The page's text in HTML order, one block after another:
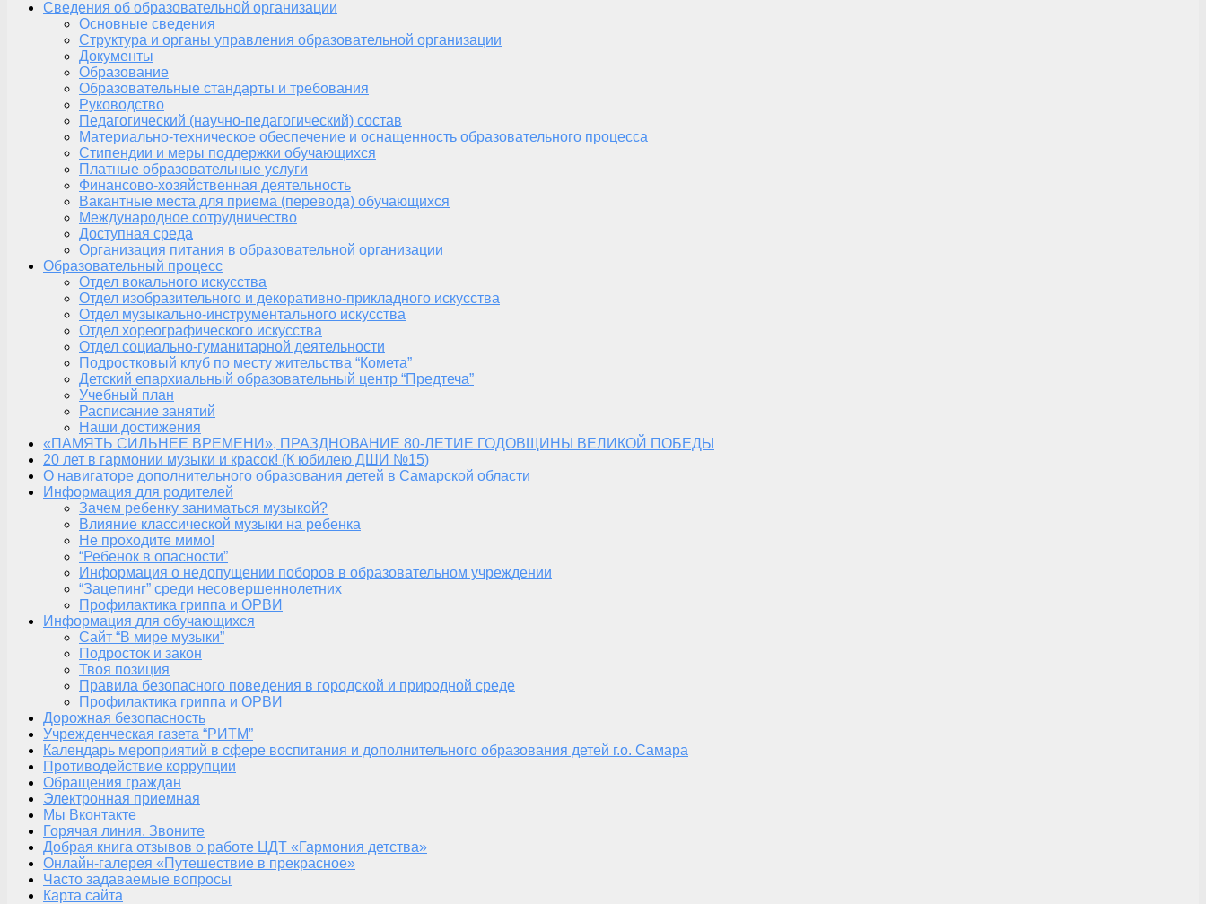
Сведения об образовательной организации
Основные сведения
Структура и органы управления образовательной организации
Документы
Образование
Образовательные стандарты и требования
Руководство
Педагогический (научно-педагогический) состав
Материально-техническое обеспечение и оснащенность образовательного процесса
Стипендии и меры поддержки обучающихся
Платные образовательные услуги
Финансово-хозяйственная деятельность
Вакантные места для приема (перевода) обучающихся
Международное сотрудничество
Доступная среда
Организация питания в образовательной организации
Образовательный процесс
Отдел вокального искусства
Отдел изобразительного и декоративно-прикладного искусства
Отдел музыкально-инструментального искусства
Отдел хореографического искусства
Отдел социально-гуманитарной деятельности
Подростковый клуб по месту жительства “Комета”
Детский епархиальный образовательный центр “Предтеча”
Учебный план
Расписание занятий
Наши достижения
«ПАМЯТЬ СИЛЬНЕЕ ВРЕМЕНИ», ПРАЗДНОВАНИЕ 80-ЛЕТИЕ ГОДОВЩИНЫ ВЕЛИКОЙ ПОБЕДЫ
20 лет в гармонии музыки и красок! (К юбилею ДШИ №15)
О навигаторе дополнительного образования детей в Самарской области
Информация для родителей
Зачем ребенку заниматься музыкой?
Влияние классической музыки на ребенка
Не проходите мимо!
“Ребенок в опасности”
Информация о недопущении поборов в образовательном учреждении
“Зацепинг” среди несовершеннолетних
Профилактика гриппа и ОРВИ
Информация для обучающихся
Сайт “В мире музыки”
Подросток и закон
Твоя позиция
Правила безопасного поведения в городской и природной среде
Профилактика гриппа и ОРВИ
Дорожная безопасность
Учрежденческая газета “РИТМ”
Календарь мероприятий в сфере воспитания и дополнительного образования детей г.о. Самара
Противодействие коррупции
Обращения граждан
Электронная приемная
Мы Вконтакте
Горячая линия. Звоните
Добрая книга отзывов о работе ЦДТ «Гармония детства»
Онлайн-галерея «Путешествие в прекрасное»
Часто задаваемые вопросы
Карта сайта